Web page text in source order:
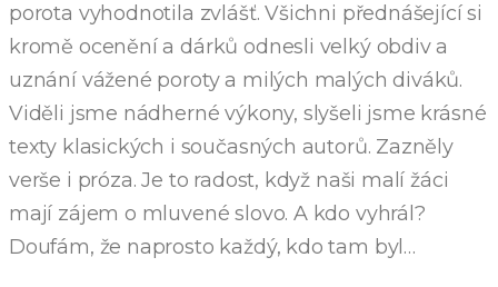
porota vyhodnotila zvlášť. Všichni přednášející si
kromě ocenění a dárků odnesli velký obdiv a
uznání vážené poroty a milých malých diváků.
Viděli jsme nádherné výkony, slyšeli jsme krásné
texty klasických i současných autorů. Zazněly
verše i próza. Je to radost, když naši malí žáci
mají zájem o mluvené slovo. A kdo vyhrál?
Doufám, že naprosto každý, kdo tam byl…